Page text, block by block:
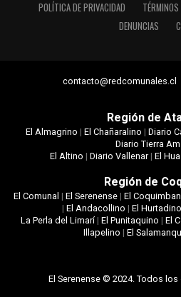
POLÍTICA DE PRIVACIDAD
DENUNCIAS
Región de
El Almagrino | El Chañaralino | Diario
Diario Tierra
El Altino | Diario Vallenar| El
Región de
El Comunal | El Serenense| El
| El Andacollino | El Hurtadino
La Perla del Limarí|El Punitaquino |El
Illapelino | El
El Serenense © 2024. Todos